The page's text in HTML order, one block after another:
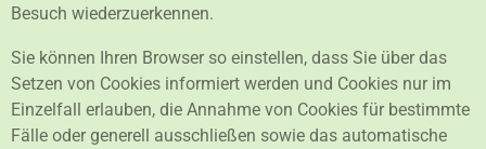
Besuch wiederzuerkennen.
Sie können Ihren Browser so einstellen, dass Sie über das
Setzen von Cookies informiert werden und Cookies nur im
Einzelfall erlauben, die Annahme von Cookies für bestimmte
Fälle oder generell ausschließen sowie das automatische